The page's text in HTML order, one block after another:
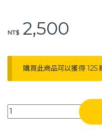
o
k
k
NT$2,500
購買此商品可以獲得 125
杏華 鋁製便器椅 (可收折)